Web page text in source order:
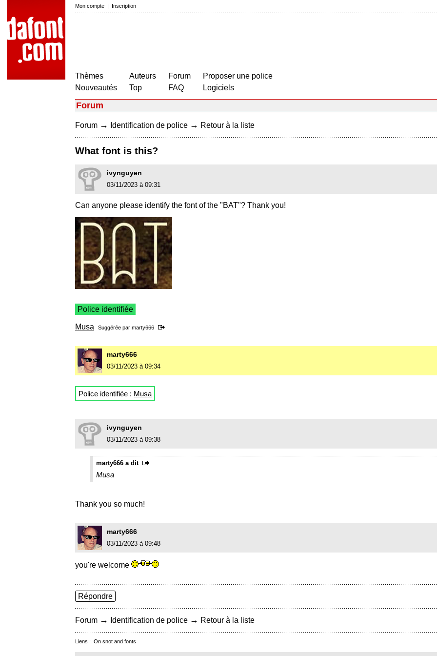
Mon compte | Inscription
Thèmes
Nouveautés
Auteurs
Top
Forum
FAQ
Proposer une police
Logiciels
Forum
Forum → Identification de police → Retour à la liste
What font is this?
ivynguyen
03/11/2023 à 09:31
Can anyone please identify the font of the "BAT"? Thank you!
Police identifiée
Musa Suggérée par marty666
marty666
03/11/2023 à 09:34
Police identifiée : Musa
ivynguyen
03/11/2023 à 09:38
marty666 a dit
Musa
Thank you so much!
marty666
03/11/2023 à 09:48
you're welcome
Répondre
Forum → Identification de police → Retour à la liste
Liens : On snot and fonts